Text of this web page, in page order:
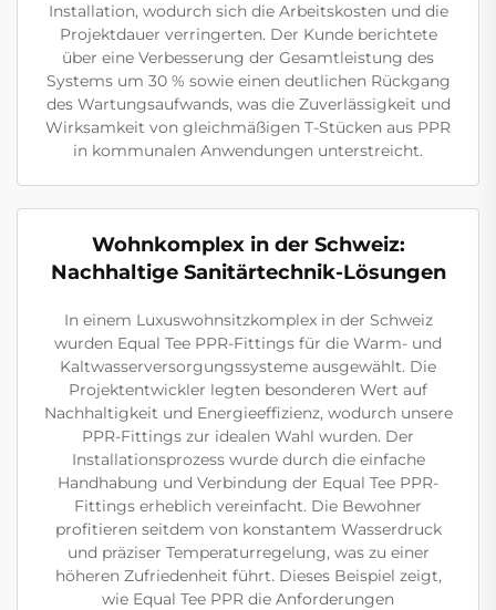
Installation, wodurch sich die Arbeitskosten und die
Projektdauer verringerten. Der Kunde berichtete
über eine Verbesserung der Gesamtleistung des
Systems um 30 % sowie einen deutlichen Rückgang
des Wartungsaufwands, was die Zuverlässigkeit und
Wirksamkeit von gleichmäßigen T-Stücken aus PPR
in kommunalen Anwendungen unterstreicht.
Wohnkomplex in der Schweiz:
Nachhaltige Sanitärtechnik-Lösungen
In einem Luxuswohnsitzkomplex in der Schweiz
wurden Equal Tee PPR-Fittings für die Warm- und
Kaltwasserversorgungssysteme ausgewählt. Die
Projektentwickler legten besonderen Wert auf
Nachhaltigkeit und Energieeffizienz, wodurch unsere
PPR-Fittings zur idealen Wahl wurden. Der
Installationsprozess wurde durch die einfache
Handhabung und Verbindung der Equal Tee PPR-
Fittings erheblich vereinfacht. Die Bewohner
profitieren seitdem von konstantem Wasserdruck
und präziser Temperaturregelung, was zu einer
höheren Zufriedenheit führt. Dieses Beispiel zeigt,
wie Equal Tee PPR die Anforderungen